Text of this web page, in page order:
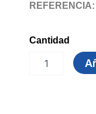
Cantidad
COLGANTE